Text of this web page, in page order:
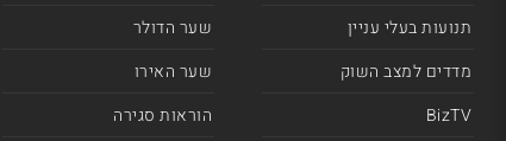
תנועות בעלי עניין
מדדים למצב השוק
BizTV
שער הדולר
שער האירו
הוראות סגירה